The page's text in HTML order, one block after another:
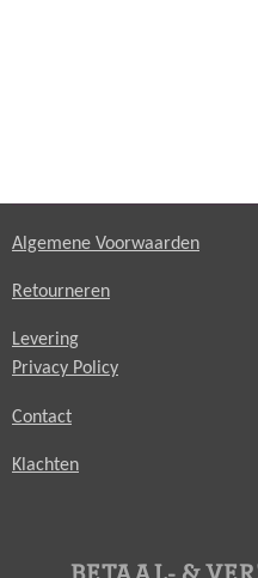
Algemene Voorwaarden
Retourneren
Levering
Privacy Policy
Contact
Klachten